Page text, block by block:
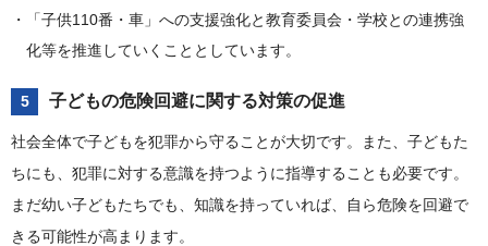
「子供110番・車」への支援強化と教育委員会・学校との連携強
化等を推進していくこととしています。
5 子どもの危険回避に関する対策の促進
社会全体で子どもを犯罪から守ることが大切です。また、子どもた
ちにも、犯罪に対する意識を持つように指導することも必要です。
まだ幼い子どもたちでも、知識を持っていれば、自ら危険を回避で
きる可能性が高まります。